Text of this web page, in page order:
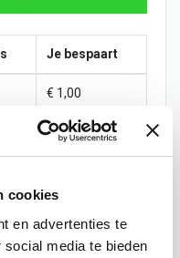
cookies
en advertenties te
media te bieden
Je bespaart
€ 1,00
€ 2,25
€ 22,50